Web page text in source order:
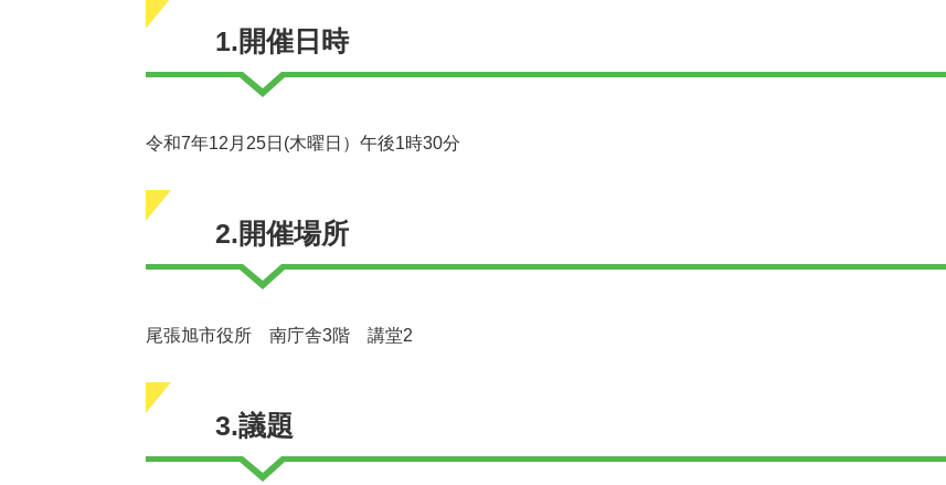
1.開催日時
令和7年12月25日(木曜日）午後1時30分
2.開催場所
尾張旭市役所 南庁舎3階 講堂2
3.議題